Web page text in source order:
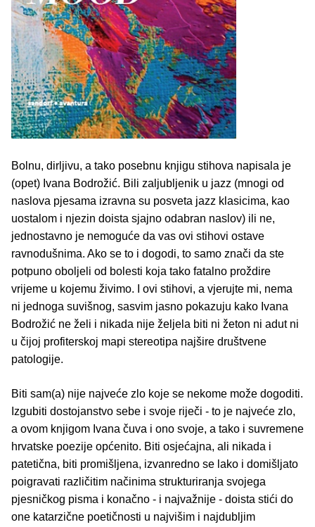
Bolnu, dirljivu, a tako posebnu knjigu stihova napisala je
(opet) Ivana Bodrožić. Bili zaljubljenik u jazz (mnogi od
naslova pjesama izravna su posveta jazz klasicima, kao
uostalom i njezin doista sjajno odabran naslov) ili ne,
jednostavno je nemoguće da vas ovi stihovi ostave
ravnodušnima. Ako se to i dogodi, to samo znači da ste
potpuno oboljeli od bolesti koja tako fatalno proždire
vrijeme u kojemu živimo. I ovi stihovi, a vjerujte mi, nema
ni jednoga suvišnog, sasvim jasno pokazuju kako Ivana
Bodrožić ne želi i nikada nije željela biti ni žeton ni adut ni
u čijoj profiterskoj mapi stereotipa najšire društvene
patologije.
Biti sam(a) nije najveće zlo koje se nekome može dogoditi.
Izgubiti dostojanstvo sebe i svoje riječi - to je najveće zlo,
a ovom knjigom Ivana čuva i ono svoje, a tako i suvremene
hrvatske poezije općenito. Biti osjećajna, ali nikada i
patetična, biti promišljena, izvanredno se lako i domišljato
poigravati različitim načinima strukturiranja svojega
pjesničkog pisma i konačno - i najvažnije - doista stići do
one katarzične poetičnosti u najvišim i najdubljim